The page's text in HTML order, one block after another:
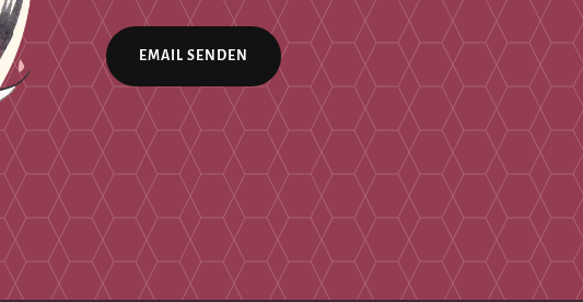
EMAIL SENDEN